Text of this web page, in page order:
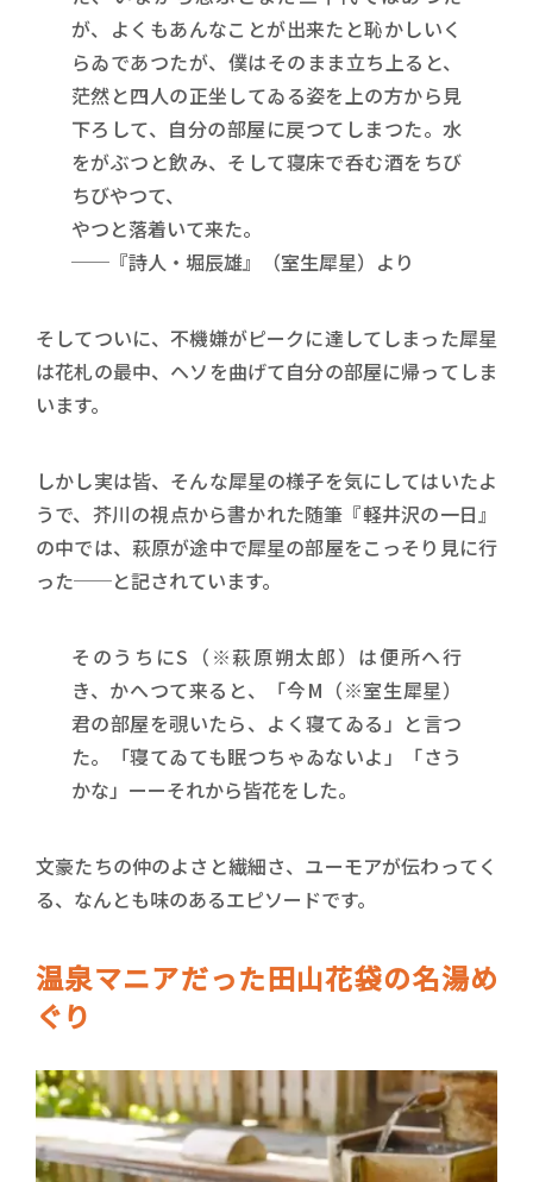
が、よくもあんなことが出来たと恥かしいく
らゐであつたが、僕はそのまま立ち上ると、
茫然と四人の正坐してゐる姿を上の方から見
下ろして、自分の部屋に戻つてしまつた。水
をがぶつと飲み、そして寝床で呑む酒をちび
ちびやつて、
やつと落着いて来た。
──『詩人・堀辰雄』（室生犀星）より
そしてついに、不機嫌がピークに達してしまった犀星
は花札の最中、ヘソを曲げて自分の部屋に帰ってしま
います。
しかし実は皆、そんな犀星の様子を気にしてはいたよ
うで、芥川の視点から書かれた随筆『軽井沢の一日』
の中では、萩原が途中で犀星の部屋をこっそり見に行
った──と記されています。
そのうちにS（※萩原朔太郎）は便所へ行
き、かへつて来ると、「今M（※室生犀星）
君の部屋を覗いたら、よく寝てゐる」と言つ
た。「寝てゐても眠つちゃゐないよ」「さう
かな」ーーそれから皆花をした。
文豪たちの仲のよさと繊細さ、ユーモアが伝わってく
る、なんとも味のあるエピソードです。
温泉マニアだった田山花袋の名湯め
ぐり